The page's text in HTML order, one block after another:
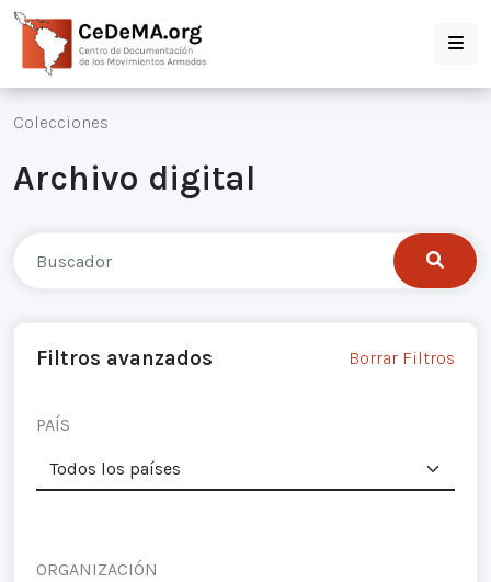
Colecciones
Archivo digital
Filtros avanzados Borrar Filtros
PAÍS
ORGANIZACIÓN